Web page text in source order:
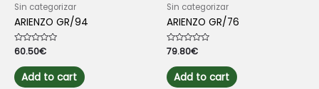
Sin categorizar
ARIENZO GR/94
Rated
0
out
of
5
60.50€
Add to cart
Sin categorizar
ARIENZO GR/76
Rated
0
out
of
5
79.80€
Add to cart